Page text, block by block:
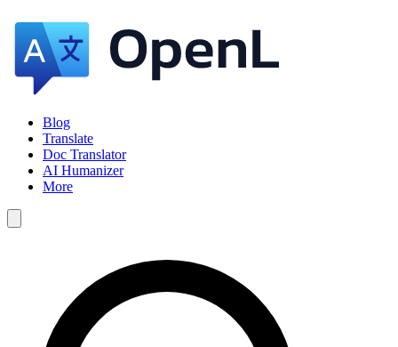
Blog
Translate
Doc Translator
AI Humanizer
More